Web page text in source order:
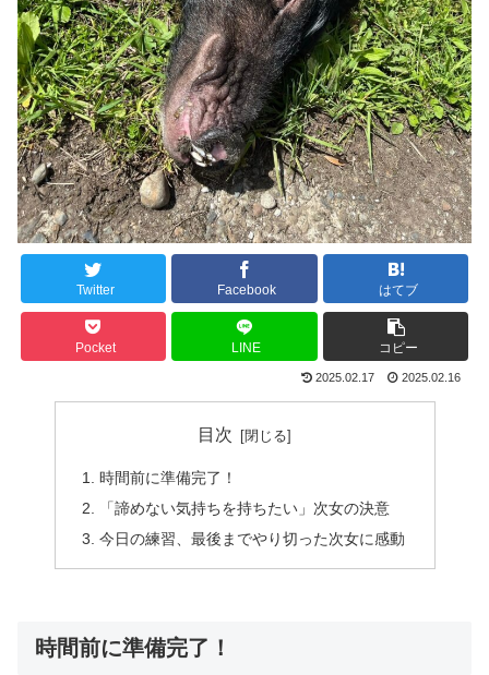
Twitter Facebook はてブ
Pocket LINE コピー
2025.02.17 2025.02.16
目次
時間前に準備完了！
「諦めない気持ちを持ちたい」次女の決意
今日の練習、最後までやり切った次女に感動
時間前に準備完了！